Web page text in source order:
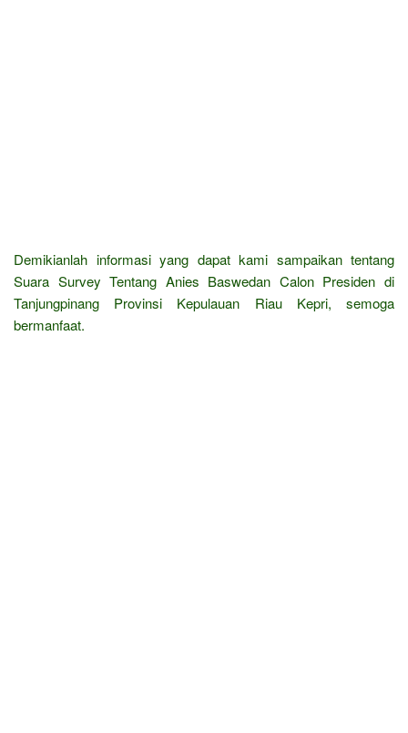
Demikianlah informasi yang dapat kami sampaikan tentang
Suara Survey Tentang Anies Baswedan Calon Presiden di
Tanjungpinang Provinsi Kepulauan Riau Kepri, semoga
bermanfaat.